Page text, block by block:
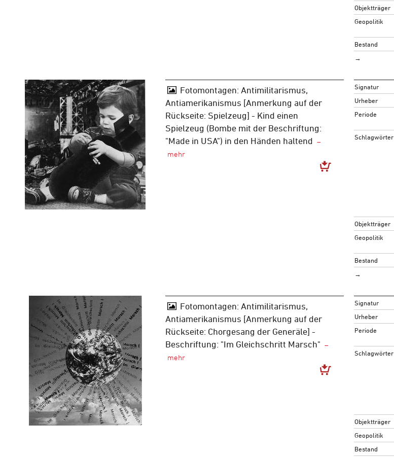
Objektträger
Geopolitik
Bestand
→
Fotomontagen: Antimilitarismus,
Antiamerikanismus [Anmerkung auf der
Rückseite: Spielzeug] - Kind einen
Spielzeug (Bombe mit der Beschriftung:
"Made in USA") in den Händen haltend
Signatur
Urheber
Periode
Schlagwörter
Objektträger
Geopolitik
Bestand
→
Fotomontagen: Antimilitarismus,
Antiamerikanismus [Anmerkung auf der
Rückseite: Chorgesang der Generäle] -
Beschriftung: "Im Gleichschritt Marsch"
Signatur
Urheber
Periode
Schlagwörter
Objektträger
Geopolitik
Bestand